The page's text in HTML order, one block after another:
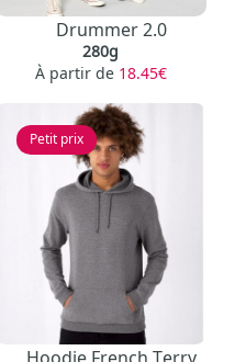
Drummer 2.0
280g
À partir de 18.45€
Petit prix